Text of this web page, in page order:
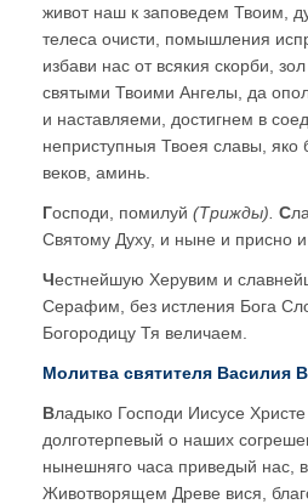
живот наш к заповедем Твоим,
телеса очисти, помышления
избави нас от всякия скорби,
святыми Твоими Ангелы, да
и наставляеми, достигнем в
неприступныя Твоея славы, яко
веков, аминь.
Господи, помилуй (Трижды). С
Святому Духу, и ныне и присно и
Честнейшую Херувим и
Серафим, без истления Бога
Богородицу Тя величаем.
Молитва святителя Василия
Владыко Господи Иисусе
долготерпевый о наших
нынешняго часа приведый нас,
Животворящем Древе вися,